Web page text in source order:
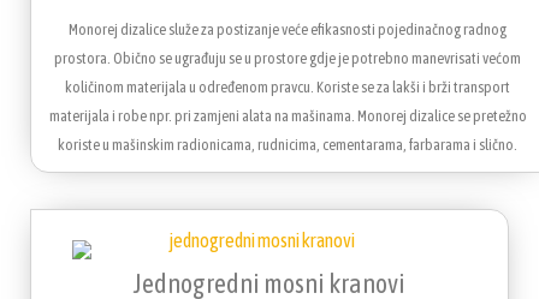
Monorej dizalice služe za postizanje veće efikasnosti pojedinačnog radnog
prostora. Obično se ugrađuju se u prostore gdje je potrebno manevrisati većom
količinom materijala u određenom pravcu. Koriste se za lakši i brži transport
materijala i robe npr. pri zamjeni alata na mašinama. Monorej dizalice se pretežno
koriste u mašinskim radionicama, rudnicima, cementarama, farbarama i slično.
Jednogredni mosni kranovi